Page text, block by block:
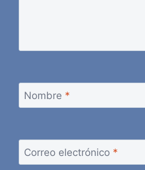
Nombre *
Correo electrónico *